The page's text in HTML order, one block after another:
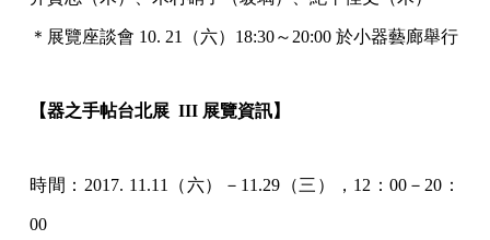
＊展覽座談會 10. 21（六）18:30～20:00 於小器藝廊舉行
【器之手帖台北展 III 展覽資訊】
時間：2017. 11.11（六）－11.29（三），12：00－20：
00